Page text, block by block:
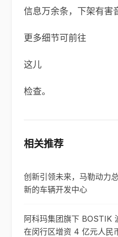
信息万余条，下架有害
更多细节可前往
这儿
检查。
相关推荐
创新引领未来，马勒动力
新的车辆开发中心
阿科玛集团旗下 BOSTIK
在闵行区增资 4 亿元人民